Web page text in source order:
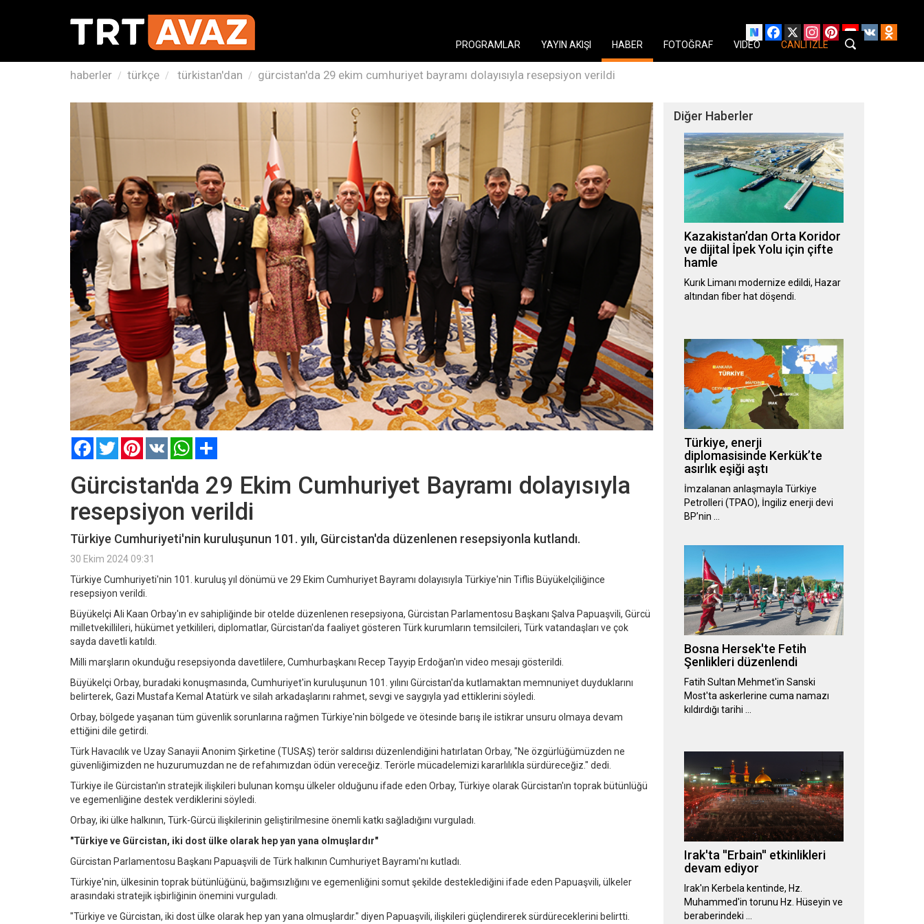
Facebook
X Instagram
PinterestYouTube
VK
PROGRAMLAR
YAYIN AKIŞI HABER FOTOĞRAF VIDEO CANLI İZLE
haberler türkçe türkistan'dan gürcistan'da 29 ekim cumhuriyet bayramı dolayısıyla resepsiyon verildi
FacebookTwitterPinterest
VK WhatsApp
Gürcistan'da 29 Ekim Cumhuriyet Bayramı dolayısıyla
resepsiyon verildi
Türkiye Cumhuriyeti'nin kuruluşunun 101. yılı, Gürcistan'da düzenlenen resepsiyonla kutlandı.
30 Ekim 2024 09:31
Türkiye Cumhuriyeti'nin 101. kuruluş yıl dönümü ve 29 Ekim Cumhuriyet Bayramı dolayısıyla Türkiye'nin Tiflis Büyükelçiliğince
resepsiyon verildi.
Büyükelçi Ali Kaan Orbay'ın ev sahipliğinde bir otelde düzenlenen resepsiyona, Gürcistan Parlamentosu Başkanı Şalva Papuaşvili, Gürcü
milletvekillileri, hükümet yetkilileri, diplomatlar, Gürcistan'da faaliyet gösteren Türk kurumların temsilcileri, Türk vatandaşları ve çok
sayda davetli katıldı.
Milli marşların okunduğu resepsiyonda davetlilere, Cumhurbaşkanı Recep Tayyip Erdoğan'ın video mesajı gösterildi.
Büyükelçi Orbay, buradaki konuşmasında, Cumhuriyet'in kuruluşunun 101. yılını Gürcistan'da kutlamaktan memnuniyet duyduklarını
belirterek, Gazi Mustafa Kemal Atatürk ve silah arkadaşlarını rahmet, sevgi ve saygıyla yad ettiklerini söyledi.
Orbay, bölgede yaşanan tüm güvenlik sorunlarına rağmen Türkiye'nin bölgede ve ötesinde barış ile istikrar unsuru olmaya devam
ettiğini dile getirdi.
Türk Havacılık ve Uzay Sanayii Anonim Şirketine (TUSAŞ) terör saldırısı düzenlendiğini hatırlatan Orbay, "Ne özgürlüğümüzden ne
güvenliğimizden ne huzurumuzdan ne de refahımızdan ödün vereceğiz. Terörle mücadelemizi kararlılıkla sürdüreceğiz." dedi.
Türkiye ile Gürcistan'ın stratejik ilişkileri bulunan komşu ülkeler olduğunu ifade eden Orbay, Türkiye olarak Gürcistan'ın toprak bütünlüğü
ve egemenliğine destek verdiklerini söyledi.
Orbay, iki ülke halkının, Türk-Gürcü ilişkilerinin geliştirilmesine önemli katkı sağladığını vurguladı.
"Türkiye ve Gürcistan, iki dost ülke olarak hep yan yana olmuşlardır"
Gürcistan Parlamentosu Başkanı Papuaşvili de Türk halkının Cumhuriyet Bayramı'nı kutladı.
Türkiye'nin, ülkesinin toprak bütünlüğünü, bağımsızlığını ve egemenliğini somut şekilde desteklediğini ifade eden Papuaşvili, ülkeler
arasındaki stratejik işbirliğinin önemini vurguladı.
"Türkiye ve Gürcistan, iki dost ülke olarak hep yan yana olmuşlardır." diyen Papuaşvili, ilişkileri güçlendirerek sürdüreceklerini belirtti.
Diğer Haberler
Kazakistan’dan Orta Koridor
ve dijital İpek Yolu için çifte
hamle
Kurık Limanı modernize edildi, Hazar
altından fiber hat döşendi.
Türkiye, enerji
diplomasisinde Kerkük’te
asırlık eşiği aştı
İmzalanan anlaşmayla Türkiye
Petrolleri (TPAO), İngiliz enerji devi
BP’nin …
Bosna Hersek'te Fetih
Şenlikleri düzenlendi
Fatih Sultan Mehmet'in Sanski
Most'ta askerlerine cuma namazı
kıldırdığı tarihi …
Irak'ta ''Erbain'' etkinlikleri
devam ediyor
Irak'ın Kerbela kentinde, Hz.
Muhammed'in torunu Hz. Hüseyin ve
beraberindeki …